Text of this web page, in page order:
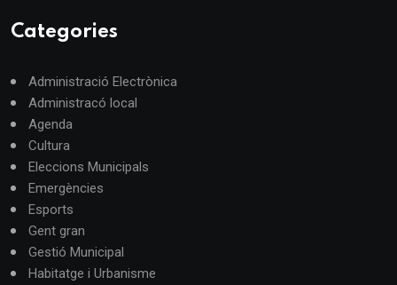
Categories
Administració Electrònica
Administracó local
Agenda
Cultura
Eleccions Municipals
Emergències
Esports
Gent gran
Gestió Municipal
Habitatge i Urbanisme